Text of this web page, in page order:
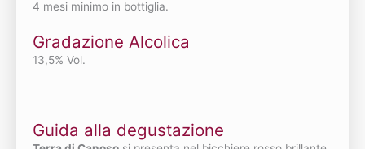
4 mesi minimo in bottiglia.
Gradazione Alcolica
13,5% Vol.
Guida alla degustazione